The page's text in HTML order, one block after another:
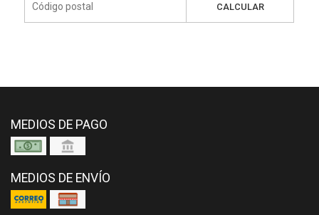
CALCULAR
MEDIOS DE PAGO
MEDIOS DE ENVÍO